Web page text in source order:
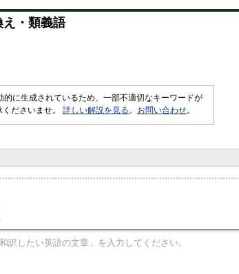
え・類義語
に生成されているため、一部不適切なキーワードが
ださいませ。 詳しい解説を見る 。 お問い合わせ。